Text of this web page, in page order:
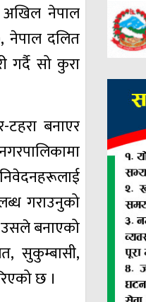
अखिल नेपाल
नेपाल दलित
गर्दै सो कुरा
टहरा बनाएर
गराउनुको
बनाएको
सुकुम्बासी,
छ ।